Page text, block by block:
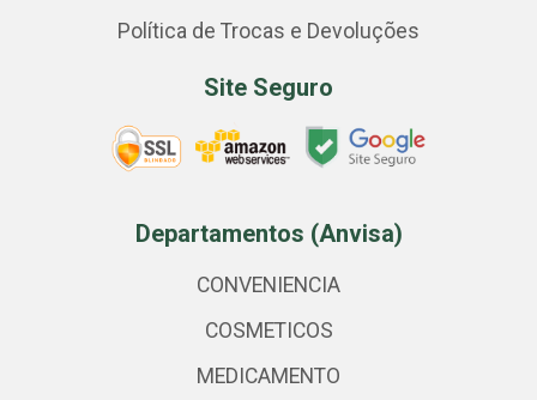
Política de Trocas e Devoluções
Site Seguro
Departamentos (Anvisa)
CONVENIENCIA
COSMETICOS
MEDICAMENTO